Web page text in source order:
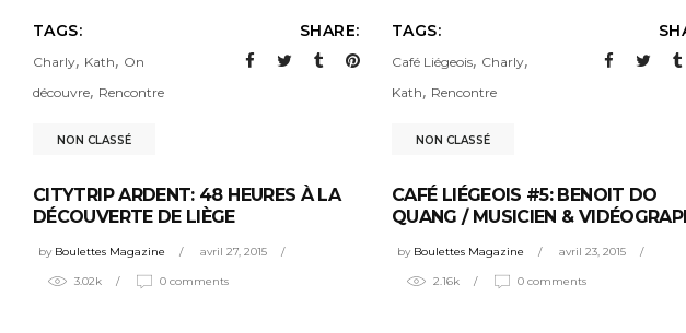
TAGS:
Charly, Kath, On
découvre, Rencontre
SHARE: TAGS:
Café Liégeois, Charly,
Kath, Rencontre
NON CLASSÉ
CITYTRIP ARDENT: 48 HEURES À LA
DÉCOUVERTE DE LIÈGE
by Boulettes Magazine avril 27, 2015
3.02k 0 comments
NON CLASSÉ
CAFÉ LIÉGEOIS #5: BENOIT DO
QUANG / MUSICIEN &
by Boulettes Magazine avril 23, 2015
2.16k 0 comments